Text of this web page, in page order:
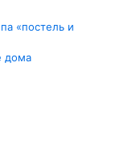
«постель и
дома